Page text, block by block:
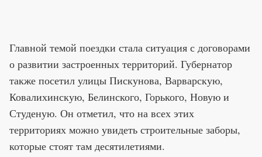
Главной темой поездки стала ситуация с договорами
о развитии застроенных территорий. Губернатор
также посетил улицы Пискунова, Варварскую,
Ковалихинскую, Белинского, Горького, Новую и
Студеную. Он отметил, что на всех этих
территориях можно увидеть строительные заборы,
которые стоят там десятилетиями.